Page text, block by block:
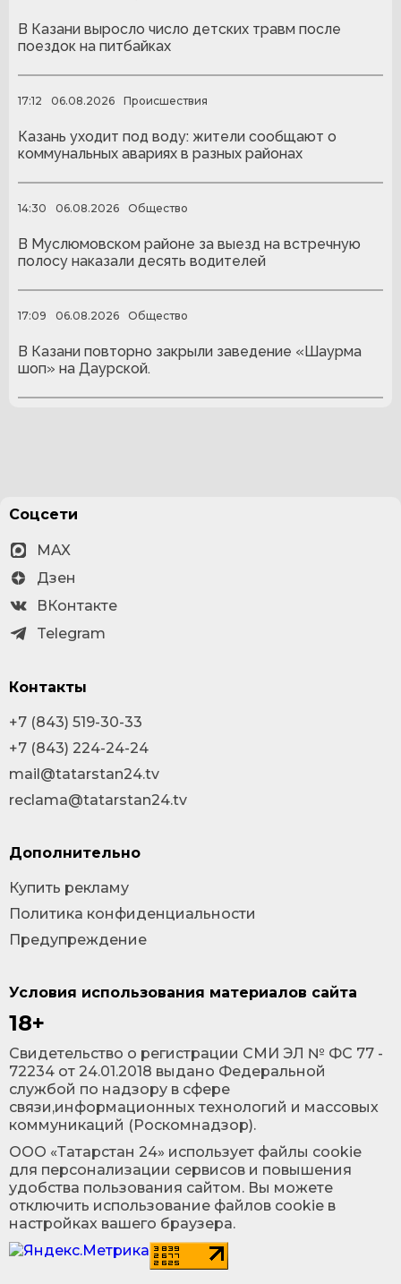
В Казани выросло число детских травм после
поездок на питбайках
17:12 06.08.2026 Происшествия
Казань уходит под воду: жители сообщают о
коммунальных авариях в разных районах
14:30 06.08.2026 Общество
В Муслюмовском районе за выезд на встречную
полосу наказали десять водителей
17:09 06.08.2026 Общество
В Казани повторно закрыли заведение «Шаурма
шоп» на Даурской.
Условия использования материалов сайта
18+
Cвидетельство о регистрации СМИ ЭЛ № ФС 77 -
72234 от 24.01.2018 выдано Федеральной
службой по надзору в сфере
связи,информационных технологий и массовых
коммуникаций (Роскомнадзор).
ООО «Татарстан 24» использует файлы cookie
для персонализации сервисов и повышения
удобства пользования сайтом. Вы можете
отключить использование файлов cookie в
настройках вашего браузера.
Соцсети
MAX
Дзен
ВКонтакте
Telegram
Контакты
+7 (843) 519-30-33
+7 (843) 224-24-24
mail@tatarstan24.tv
reclama@tatarstan24.tv
Дополнительно
Купить рекламу
Политика конфиденциальности
Предупреждение